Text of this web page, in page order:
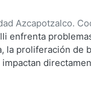
Azcapotzalco.
;Domínguez
enfrenta
la proliferación de